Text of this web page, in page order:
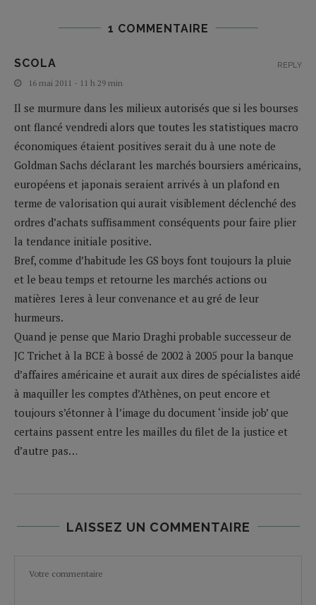
1 COMMENTAIRE
SCOLA
16 mai 2011 - 11 h 29 min
Il se murmure dans les milieux autorisés que si les bourses
ont flancé vendredi alors que toutes les statistiques macro
économiques étaient positives serait du à une note de
Goldman Sachs déclarant les marchés boursiers américains,
européens et japonais seraient arrivés à un plafond en
terme de valorisation qui aurait visiblement déclenché des
ordres d’achats suffisamment conséquents pour faire plier
la tendance initiale positive.
Bref, comme d’habitude les GS boys font toujours la pluie
et le beau temps et retourne les marchés actions ou
matières 1eres à leur convenance et au gré de leur
hurmeurs.
Quand je pense que Mario Draghi probable successeur de
JC Trichet à la BCE à bossé de 2002 à 2005 pour la banque
d’affaires américaine et aurait aux dires de spécialistes aidé
à maquiller les comptes d’Athènes, on peut encore et
toujours s’étonner à l’image du document ‘inside job’ que
certains passent entre les mailles du filet de la justice et
d’autre pas…
REPLY
LAISSEZ UN COMMENTAIRE